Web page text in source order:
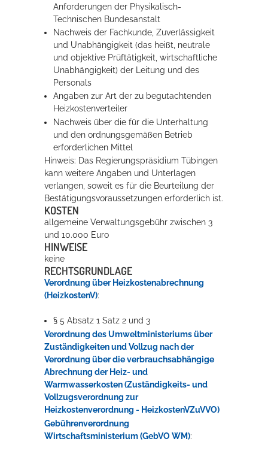
Anforderungen der Physikalisch-
Technischen Bundesanstalt
Nachweis der Fachkunde, Zuverlässigkeit
und Unabhängigkeit (das heißt, neutrale
und objektive Prüftätigkeit, wirtschaftliche
Unabhängigkeit) der Leitung und des
Personals
Angaben zur Art der zu begutachtenden
Heizkostenverteiler
Nachweis über die für die Unterhaltung
und den ordnungsgemäßen Betrieb
erforderlichen Mittel
Hinweis: Das Regierungspräsidium Tübingen
kann weitere Angaben und Unterlagen
verlangen, soweit es für die Beurteilung der
Bestätigungsvoraussetzungen erforderlich ist.
KOSTEN
allgemeine Verwaltungsgebühr zwischen 3
und 10.000 Euro
HINWEISE
keine
RECHTSGRUNDLAGE
Verordnung über Heizkostenabrechnung
(HeizkostenV):
§ 5 Absatz 1 Satz 2 und 3
Verordnung des Umweltministeriums über
Zuständigkeiten und Vollzug nach der
Verordnung über die verbrauchsabhängige
Abrechnung der Heiz- und
Warmwasserkosten (Zuständigkeits- und
Vollzugsverordnung zur
Heizkostenverordnung - HeizkostenVZuVVO)
Gebührenverordnung
Wirtschaftsministerium (GebVO WM):